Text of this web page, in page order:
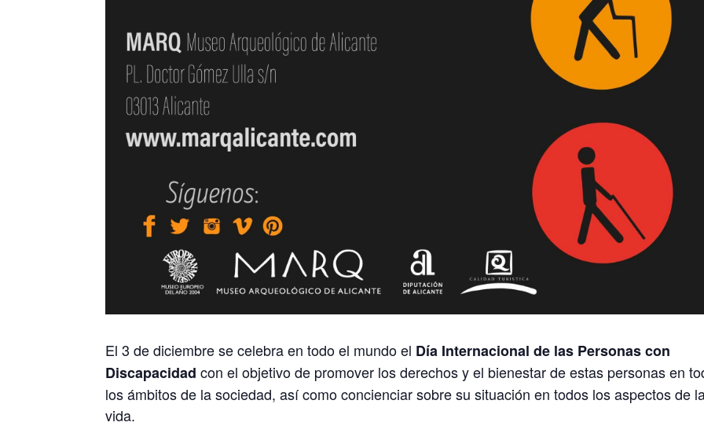
El 3 de diciembre se celebra en todo el mundo el Día Internacional de las Personas con
Discapacidad con el objetivo de promover los derechos y el bienestar de estas personas en
los ámbitos de la sociedad, así como concienciar sobre su situación en todos los aspectos de
vida.